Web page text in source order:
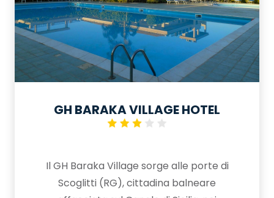
GH BARAKA VILLAGE HOTEL
Il GH Baraka Village sorge alle porte di
Scoglitti (RG), cittadina balneare